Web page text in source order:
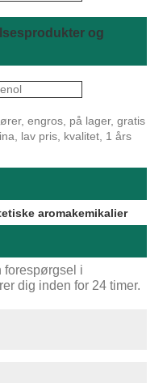
og
engros, på lager, gratis
lav pris, kvalitet, 1 års
aromakemikalier
forespørgsel i
dig inden for 24 timer.